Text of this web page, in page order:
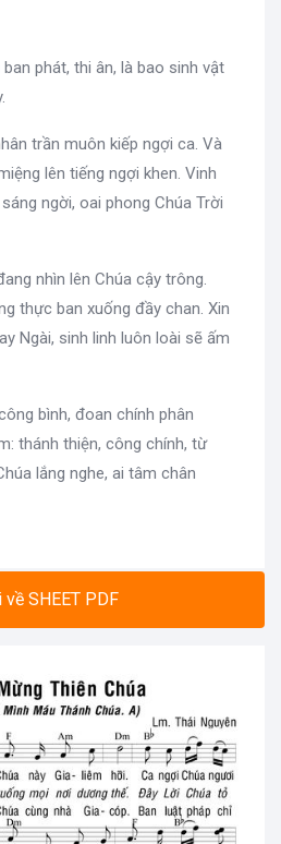
phát, thi ân, là bao sinh vật
trần muôn kiếp ngợi ca. Và
lên tiếng ngợi khen. Vinh
ngời, oai phong Chúa Trời
nhìn lên Chúa cậy trông.
thực ban xuống đầy chan. Xin
Ngài, sinh linh luôn loài sẽ ấm
bình, đoan chính phân
thánh thiện, công chính, từ
lắng nghe, ai tâm chân
SHEET PDF